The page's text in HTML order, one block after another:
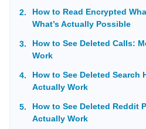
How to Read Encrypted
What’s Actually Possible
How to See Deleted Calls:
Work
How to See Deleted
Actually Work
How to See Deleted Reddit
Actually Work